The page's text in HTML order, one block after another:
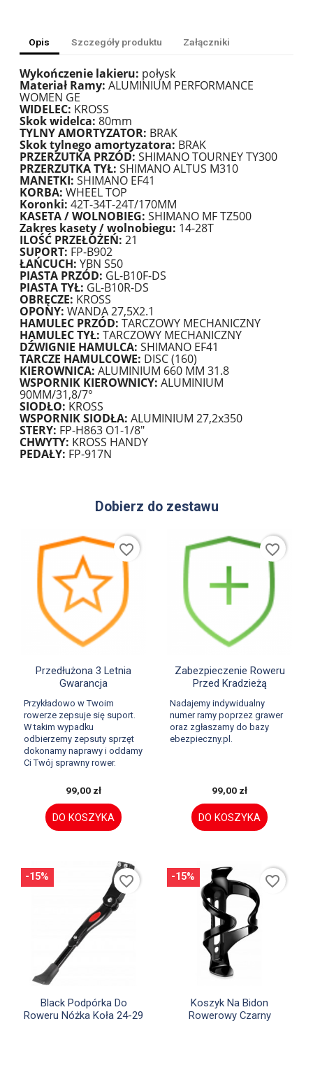
Opis Szczegóły produktu Załączniki
Wykończenie lakieru: połysk
Materiał Ramy: ALUMINIUM PERFORMANCE
WOMEN GE
WIDELEC: KROSS
Skok widelca: 80mm
TYLNY AMORTYZATOR: BRAK
Skok tylnego amortyzatora: BRAK
PRZERZUTKA PRZÓD: SHIMANO TOURNEY TY300
PRZERZUTKA TYŁ: SHIMANO ALTUS M310
MANETKI: SHIMANO EF41
KORBA: WHEEL TOP
Koronki: 42T-34T-24T/170MM
KASETA / WOLNOBIEG: SHIMANO MF TZ500
Zakres kasety / wolnobiegu: 14-28T
ILOŚĆ PRZEŁOŻEŃ: 21
SUPORT: FP-B902
ŁAŃCUCH: YBN S50
PIASTA PRZÓD: GL-B10F-DS
PIASTA TYŁ: GL-B10R-DS
OBRĘCZE: KROSS
OPONY: WANDA 27,5X2.1
HAMULEC PRZÓD: TARCZOWY MECHANICZNY
HAMULEC TYŁ: TARCZOWY MECHANICZNY
DŹWIGNIE HAMULCA: SHIMANO EF41
TARCZE HAMULCOWE: DISC (160)
KIEROWNICA: ALUMINIUM 660 MM 31.8
WSPORNIK KIEROWNICY: ALUMINIUM
90MM/31,8/7°
SIODŁO: KROSS
WSPORNIK SIODŁA: ALUMINIUM 27,2x350
STERY: FP-H863 O1-1/8"
CHWYTY: KROSS HANDY
PEDAŁY: FP-917N
Dobierz do zestawu
Szybki podgląd
Przedłużona 3 Letnia
Gwarancja
Przykładowo w Twoim
rowerze zepsuje się suport.
W takim wypadku
odbierzemy zepsuty sprzęt
dokonamy naprawy i oddamy
Ci Twój sprawny rower.
99,00 zł
DO KOSZYKA
favorite_border
Szybki podgląd
Zabezpieczenie Roweru
Przed Kradzieżą
Nadajemy indywidualny
numer ramy poprzez grawer
oraz zgłaszamy do bazy
ebezpieczny.pl.
99,00 zł
DO KOSZYKA
favorite_border
Szybki podgląd
Black Podpórka Do
Roweru Nóżka Koła 24-29
-15% favorite_border
Szybki podgląd
Koszyk Na Bidon
Rowerowy Czarny
-15% favorite_border